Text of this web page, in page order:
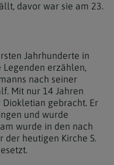
davor war sie am 23.
Jahrhunderte in
Legenden erzählen,
nach seiner
Mit nur 14 Jahren
gebracht. Er
und wurde
wurde in den nach
der heutigen Kirche S.